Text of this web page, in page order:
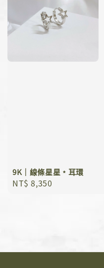
9K｜線條星星﹡耳環
Regular
NT$ 8,350